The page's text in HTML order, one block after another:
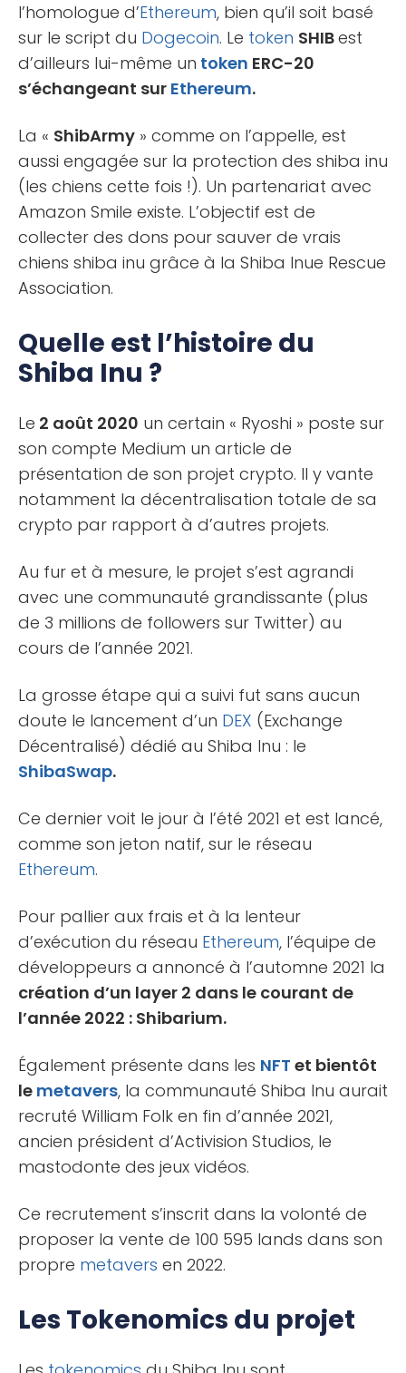
l’homologue d’Ethereum, bien qu’il soit basé
sur le script du Dogecoin. Le token SHIBest
d’ailleurs lui-même un token ERC-20
s’échangeant sur Ethereum.
La « ShibArmy » comme on l’appelle, est
aussi engagée sur la protection des shiba inu
(les chiens cette fois !). Un partenariat avec
Amazon Smile existe. L’objectif est de
collecter des dons pour sauver de vrais
chiens shiba inu grâce à la Shiba Inue Rescue
Association.
Quelle est l’histoire du
Shiba Inu ?
Le 2 août 2020 un certain « Ryoshi » poste sur
son compte Medium un article de
présentation de son projet crypto. Il y vante
notamment la décentralisation totale de sa
crypto par rapport à d’autres projets.
Au fur et à mesure, le projet s’est agrandi
avec une communauté grandissante (plus
de 3 millions de followers sur Twitter) au
cours de l’année 2021.
La grosse étape qui a suivi fut sans aucun
doute le lancement d’un DEX (Exchange
Décentralisé) dédié au Shiba Inu : le
ShibaSwap.
Ce dernier voit le jour à l’été 2021 et est lancé,
comme son jeton natif, sur le réseau
Ethereum.
Pour pallier aux frais et à la lenteur
d’exécution du réseau Ethereum, l’équipe de
développeurs a annoncé à l’automne 2021 la
création d’un layer 2 dans le courant de
l’année 2022 : Shibarium.
Également présente dans les NFT et bientôt
le metavers, la communauté Shiba Inu aurait
recruté William Folk en fin d’année 2021,
ancien président d’Activision Studios, le
mastodonte des jeux vidéos.
Ce recrutement s’inscrit dans la volonté de
proposer la vente de 100 595 lands dans son
propre metavers en 2022.
Les Tokenomics du projet